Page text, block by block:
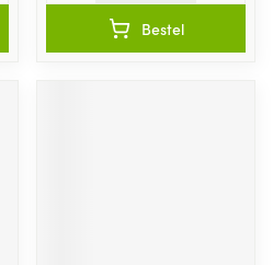
Bestel